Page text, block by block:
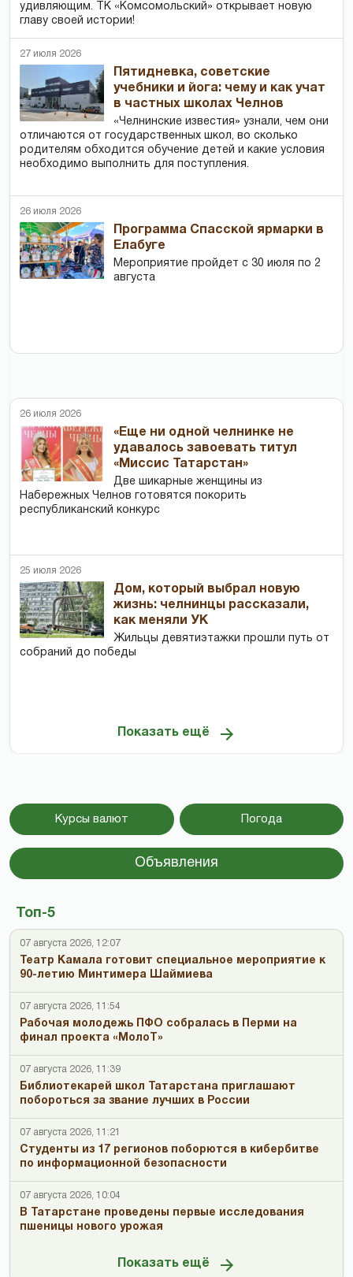
удивляющим. ТК «Комсомольский» открывает новую
главу своей истории!
27 июля 2026
Пятидневка, советские
учебники и йога: чему и как учат
в частных школах Челнов
«Челнинские известия» узнали, чем они
отличаются от государственных школ, во сколько
родителям обходится обучение детей и какие условия
необходимо выполнить для поступления.
26 июля 2026
Программа Спасской ярмарки в
Елабуге
Мероприятие пройдет с 30 июля по 2
августа
26 июля 2026
«Еще ни одной челнинке не
удавалось завоевать титул
«Миссис Татарстан»
Две шикарные женщины из
Набережных Челнов готовятся покорить
республиканский конкурс
25 июля 2026
Дом, который выбрал новую
жизнь: челнинцы рассказали,
как меняли УК
Жильцы девятиэтажки прошли путь от
собраний до победы
Показать ещё
Курсы валют Погода
Объявления
Топ-5
07 августа 2026, 12:07
Театр Камала готовит специальное мероприятие к
90-летию Минтимера Шаймиева
07 августа 2026, 11:54
Рабочая молодежь ПФО собралась в Перми на
финал проекта «МолоТ»
07 августа 2026, 11:39
Библиотекарей школ Татарстана приглашают
побороться за звание лучших в России
07 августа 2026, 11:21
Студенты из 17 регионов поборются в кибербитве
по информационной безопасности
07 августа 2026, 10:04
В Татарстане проведены первые исследования
пшеницы нового урожая
Показать ещё